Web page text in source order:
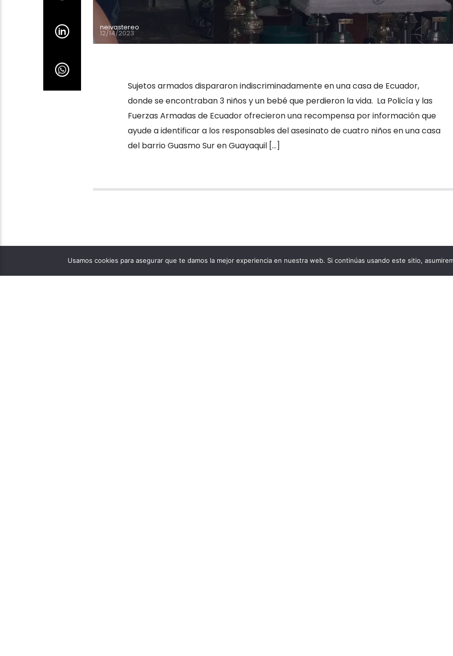
neivastereo
12/14/2023
Sujetos armados dispararon indiscriminadamente en una casa de Ecuador,
donde se encontraban 3 niños y un bebé que perdieron la vida. La Policía y las
Fuerzas Armadas de Ecuador ofrecieron una recompensa por información que
ayude a identificar a los responsables del asesinato de cuatro niños en una casa
del barrio Guasmo Sur en Guayaquil […]
Usamos cookies para asegurar que te damos la mejor experiencia en nuestra web. Si continúas usando este sitio,